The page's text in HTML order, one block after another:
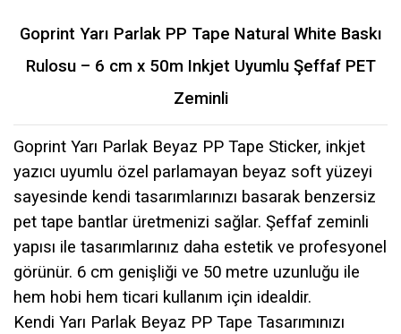
Goprint Yarı Parlak PP Tape Natural White Baskı
Rulosu – 6 cm x 50m Inkjet Uyumlu Şeffaf PET
Zeminli
Goprint Yarı Parlak Beyaz PP Tape Sticker, inkjet
yazıcı uyumlu özel parlamayan beyaz soft yüzeyi
sayesinde kendi tasarımlarınızı basarak benzersiz
pet tape bantlar üretmenizi sağlar. Şeffaf zeminli
yapısı ile tasarımlarınız daha estetik ve profesyonel
görünür. 6 cm genişliği ve 50 metre uzunluğu ile
hem hobi hem ticari kullanım için idealdir.
Kendi Yarı Parlak Beyaz PP Tape Tasarımınızı